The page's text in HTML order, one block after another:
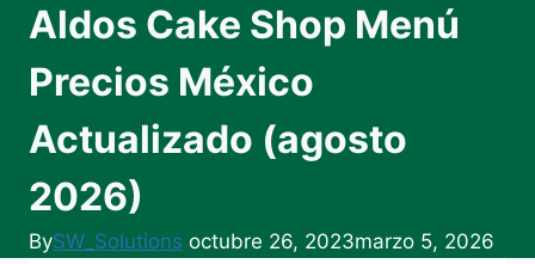
Aldos Cake Shop Menú
Precios México
Actualizado (agosto
2026)
BySW_Solutions octubre 26, 2023marzo 5, 2026